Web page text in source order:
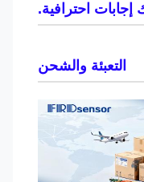
احترافية.
التعبئة والشحن